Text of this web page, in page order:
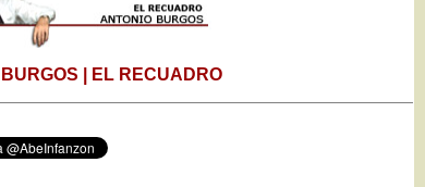
| EL RECUADRO